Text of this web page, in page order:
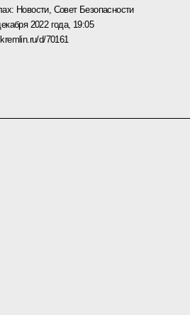
Новости, Совет Безопасности
2022 года, 19:05
kremlin.ru/d/70161